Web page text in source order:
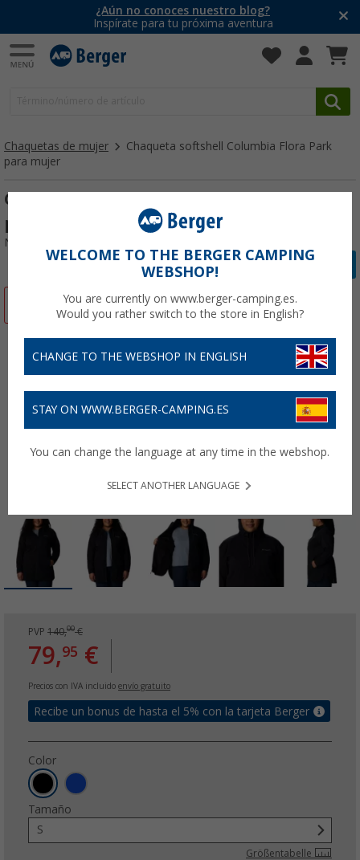
¿Aún no conoces nuestro blog?
Inspírate para tu próxima aventura
Chaquetas de mujer
Chaqueta softshell Columbia Flora Park
para mujer
Chaqueta softshell Columbia Flora Park
para mujer
Nº de artículo 370999S
PVP 140,00€
79,95 €
Precios con IVA incluido envío gratuito
Recibe un bonus de hasta el 5% con la tarjeta Berger
Color
Tamaño
S
Größentabelle
WELCOME TO THE BERGER CAMPING
WEBSHOP!
You are currently on www.berger-camping.es.
Would you rather switch to the store in English?
CHANGE TO THE WEBSHOP IN ENGLISH
STAY ON WWW.BERGER-CAMPING.ES
You can change the language at any time in the webshop.
SELECT ANOTHER LANGUAGE